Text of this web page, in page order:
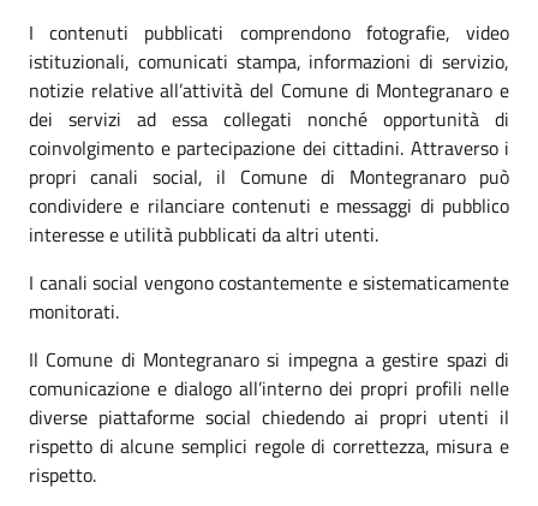
I contenuti pubblicati comprendono fotografie, video
istituzionali, comunicati stampa, informazioni di servizio,
notizie relative all’attività del Comune di Montegranaro e
dei servizi ad essa collegati nonché opportunità di
coinvolgimento e partecipazione dei cittadini. Attraverso i
propri canali social, il Comune di Montegranaro può
condividere e rilanciare contenuti e messaggi di pubblico
interesse e utilità pubblicati da altri utenti.
I canali social vengono costantemente e sistematicamente
monitorati.
Il Comune di Montegranaro si impegna a gestire spazi di
comunicazione e dialogo all’interno dei propri profili nelle
diverse piattaforme social chiedendo ai propri utenti il
rispetto di alcune semplici regole di correttezza, misura e
rispetto.